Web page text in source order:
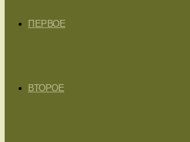
ПЕРВОЕ
ВТОРОЕ